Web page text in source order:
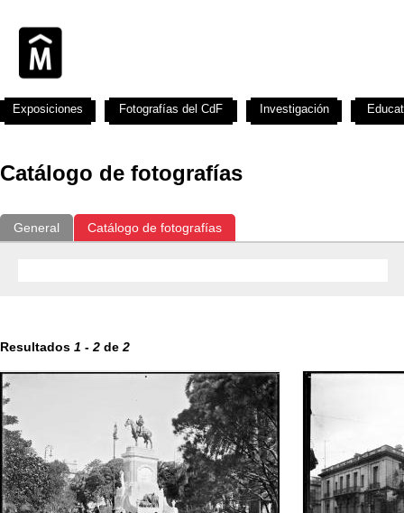
Catálogo de fotografías
General Catálogo de fotografías
Resultados 1 - 2 de 2
Exposiciones Fotografías del CdF Investigación